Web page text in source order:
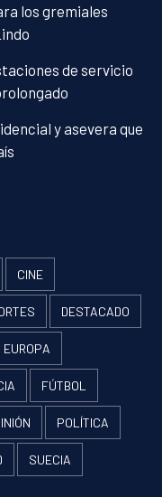
los gremiales
de servicio
y asevera que
CINE
DESTACADO
EUROPA
FÚTBOL
POLÍTICA
SUECIA